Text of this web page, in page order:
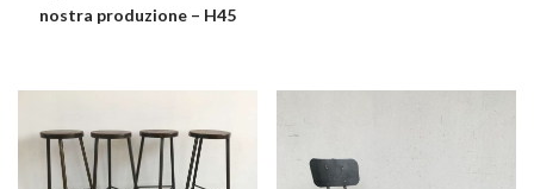
nostra produzione – H45